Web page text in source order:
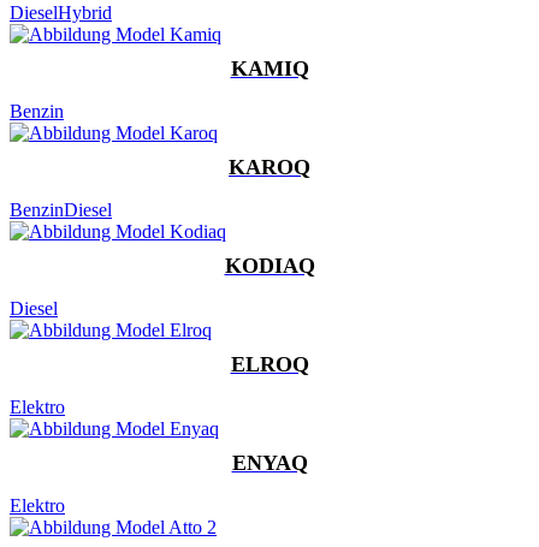
DieselHybrid
KAMIQ
Benzin
KAROQ
BenzinDiesel
KODIAQ
Diesel
ELROQ
Elektro
ENYAQ
Elektro